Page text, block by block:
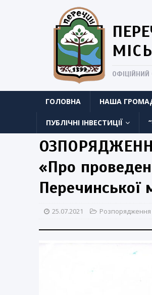
ОФІЦІЙНИЙ
ГОЛОВНА НАША
ПУБЛІЧНІ ІНВЕСТИЦІЇ
«Про
Перечинської
25.07.2021 Розпорядження